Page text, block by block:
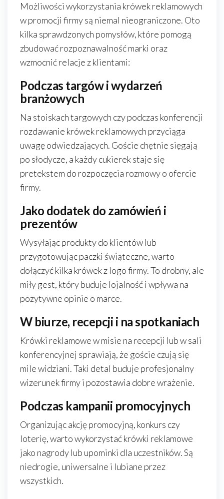
Możliwości wykorzystania krówek reklamowych
w promocji firmy są niemal nieograniczone. Oto
kilka sprawdzonych pomysłów, które pomogą
zbudować rozpoznawalność marki oraz
wzmocnić relacje z klientami:
Podczas targów i wydarzeń
branżowych
Na stoiskach targowych czy podczas konferencji
rozdawanie krówek reklamowych przyciąga
uwagę odwiedzających. Goście chętnie sięgają
po słodycze, a każdy cukierek staje się
pretekstem do rozpoczęcia rozmowy o ofercie
firmy.
Jako dodatek do zamówień i
prezentów
Wysyłając produkty do klientów lub
przygotowując paczki świąteczne, warto
dołączyć kilka krówek z logo firmy. To drobny, ale
miły gest, który buduje lojalność i wpływa na
pozytywne opinie o marce.
W biurze, recepcji i na spotkaniach
Krówki reklamowe w misie na recepcji lub w sali
konferencyjnej sprawiają, że goście czują się
mile widziani. Taki detal buduje profesjonalny
wizerunek firmy i pozostawia dobre wrażenie.
Podczas kampanii promocyjnych
Organizując akcję promocyjną, konkurs czy
loterię, warto wykorzystać krówki reklamowe
jako nagrody lub upominki dla uczestników. Są
niedrogie, uniwersalne i lubiane przez
wszystkich.